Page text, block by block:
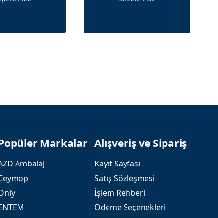
Markalar
Ambalaj
Alışveriş ve Sipariş
Kayıt Sayfası
Satış Sözleşmesi
İşlem Rehberi
Ödeme Seçenekleri